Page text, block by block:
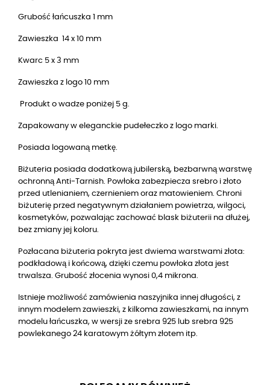
Grubość łańcuszka 1 mm
Zawieszka 14 x 10 mm
Kwarc 5 x 3 mm
Zawieszka z logo 10 mm
Produkt o wadze poniżej 5 g.
Zapakowany w eleganckie pudełeczko z logo marki.
Posiada logowaną metkę.
Biżuteria posiada dodatkową jubilerską, bezbarwną warstwę
ochronną Anti-Tarnish. Powłoka zabezpiecza srebro i złoto
przed utlenianiem, czernieniem oraz matowieniem. Chroni
biżuterię przed negatywnym działaniem powietrza, wilgoci,
kosmetyków, pozwalając zachować blask biżuterii na dłużej,
bez zmiany jej koloru.
Pozłacana biżuteria pokryta jest dwiema warstwami złota:
podkładową i końcową, dzięki czemu powłoka złota jest
trwalsza. Grubość złocenia wynosi 0,4 mikrona.
Istnieje możliwość zamówienia naszyjnika innej długości, z
innym modelem zawieszki, z kilkoma zawieszkami, na innym
modelu łańcuszka, w wersji ze srebra 925 lub srebra 925
powlekanego 24 karatowym żółtym złotem itp.